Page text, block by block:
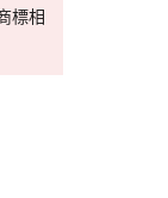
標相